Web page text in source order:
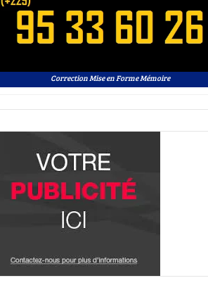
Correction Mise en Forme Mémoire